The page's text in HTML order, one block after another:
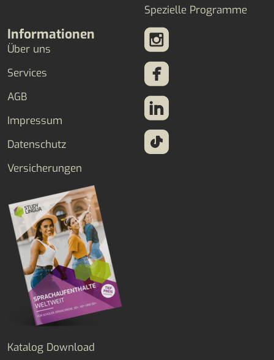
Spezielle Programme
Informationen
Über uns
Services
AGB
Impressum
Datenschutz
Versicherungen
Katalog Download